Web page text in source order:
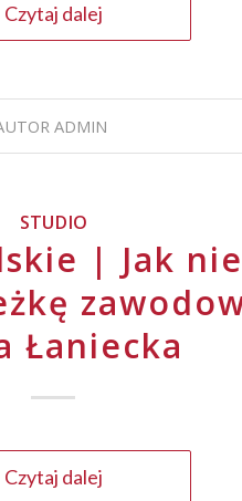
Czytaj dalej
ADMIN
STUDIO
| Jak
Łaniecka
Czytaj dalej